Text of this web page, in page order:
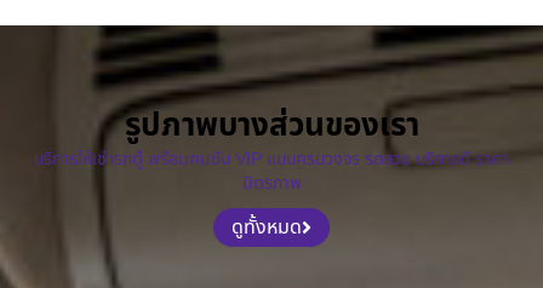
รูปภาพบางส่วนของเรา
บริการให้เช่ารถตู้ พร้อมคนขับ VIP แบบครบวงจร รถสวย บริการดี ราคา
มิตรภาพ
ดูทั้งหมด